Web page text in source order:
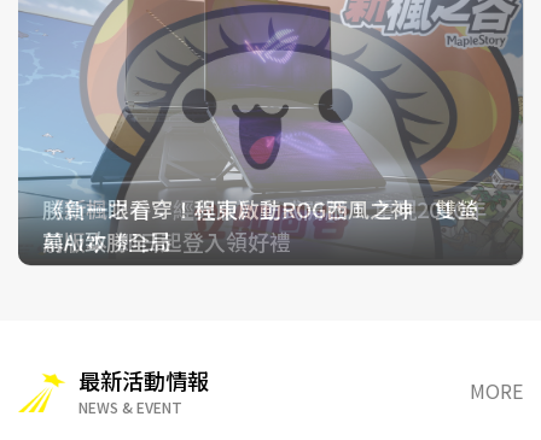
Galaxy Z Fold8 Ultra｜Fold8｜Flip8 摺疊手
機售價曝光，開放預購
《索尼克賽車 交叉世界》付費DLC第5彈「忍者
龜」參戰！ 7月31日（五）起將舉辦「忍者龜祭
典」
《瘋狂計程車：極速環遊》 搶先體驗系列首度
加入的線上多人遊玩！
《新楓之谷：經典版》正式開服！ 重現2010年
前版本 即日起登入領好禮
勝負一眼看穿！程東啟動ROG西風之神 雙螢
幕AI致勝全局
最新活動情報
NEWS & EVENT
MORE